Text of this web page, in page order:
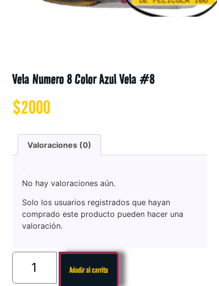
Vela Numero 8 Color Azul Vela #8
$2000
Valoraciones (0)
No hay valoraciones aún.
Solo los usuarios registrados que hayan
comprado este producto pueden hacer una
valoración.
Añadir al carrito